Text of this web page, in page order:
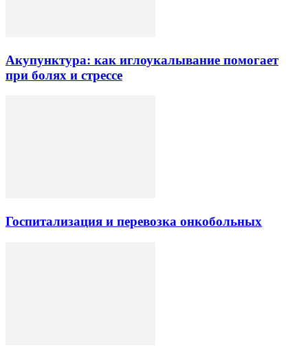
Акупунктура: как иглоукалывание помогает
при болях и стрессе
Госпитализация и перевозка онкобольных